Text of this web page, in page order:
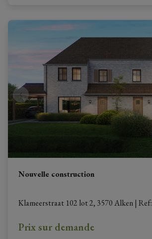
Nouvelle construction
Klameerstraat 102 lot 2, 3570 Alken | Ref:
Prix sur demande